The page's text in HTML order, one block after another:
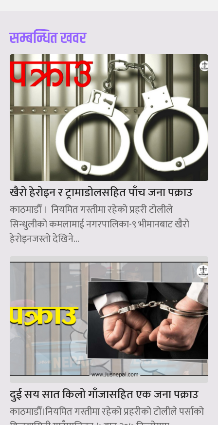
सम्बन्धित खवर
खैरो हेरोइन र ट्रामाडोलसहित पाँच जना पक्राउ
काठमाडौँ । नियमित गस्तीमा रहेको प्रहरी टोलीले
सिन्धुलीको कमलामाई नगरपालिका-९ भीमानबाट खैरो
हेरोइनजस्तो देखिने...
दुई सय सात किलो गाँजासहित एक जना पक्राउ
काठमाडौँ।नियमित गस्तीमा रहेको प्रहरीको टोलीले पर्साको